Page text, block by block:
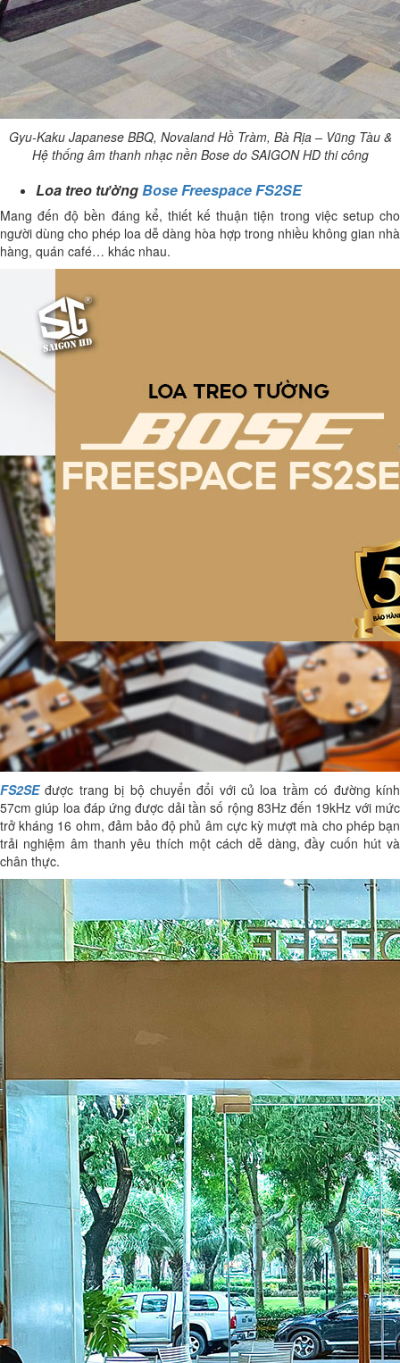
Gyu-Kaku Japanese BBQ, Novaland Hồ Tràm, Bà Rịa – Vũng Tàu &
Hệ thống âm thanh nhạc nền Bose do SAIGON HD thi công
Loa treo tườngBose Freespace FS2SE
Mang đến độ bền đáng kể, thiết kế thuận tiện trong việc setup cho
người dùng cho phép loa dễ dàng hòa hợp trong nhiều không gian nhà
hàng, quán café… khác nhau.
FS2SEđược trang bị bộ chuyển đổi với củ loa trầm có đường kính
57cm giúp loa đáp ứng được dải tần số rộng 83Hz đến 19kHz với mức
trở kháng 16 ohm, đảm bảo độ phủ âm cực kỳ mượt mà cho phép bạn
trải nghiệm âm thanh yêu thích một cách dễ dàng, đầy cuốn hút và
chân thực.